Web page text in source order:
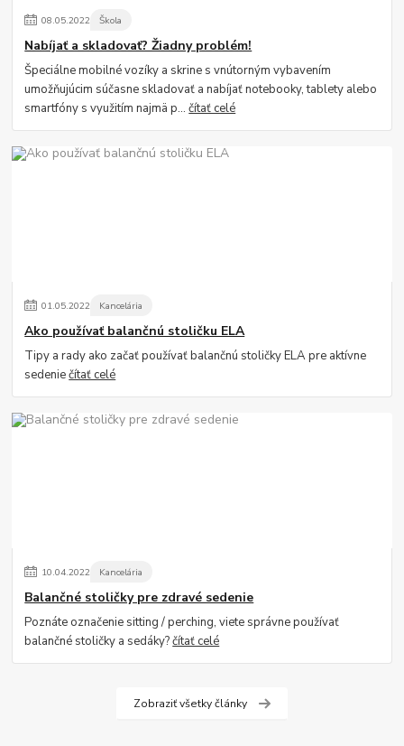
08.05.2022 Škola
Nabíjať a skladovať? Žiadny problém!
Špeciálne mobilné vozíky a skrine s vnútorným vybavením
umožňujúcim súčasne skladovať a nabíjať notebooky, tablety alebo
smartfóny s využitím najmä p...čítať celé
01.05.2022 Kancelária
Ako používať balančnú stoličku ELA
Tipy a rady ako začať používať balančnú stoličky ELA pre aktívne
sedeniečítať celé
10.04.2022 Kancelária
Balančné stoličky pre zdravé sedenie
Poznáte označenie sitting / perching, viete správne používať
balančné stoličky a sedáky?čítať celé
Zobraziť všetky články